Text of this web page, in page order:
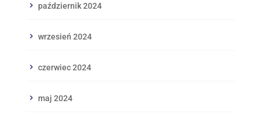
październik 2024
wrzesień 2024
czerwiec 2024
maj 2024